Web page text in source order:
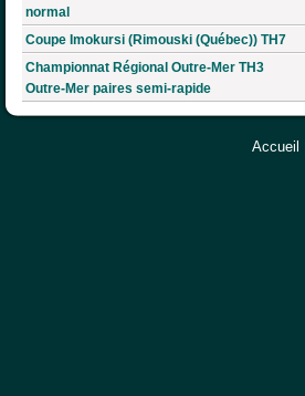
normal
Coupe Imokursi (Rimouski (Québec)) TH7
Championnat Régional Outre-Mer TH3
Outre-Mer paires semi-rapide
Accueil